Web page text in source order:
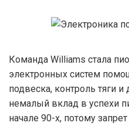
Команда Williams стала
электронных систем
подвеска, контроль тяги
немалый вклад в успехи
начале 90-х, потому